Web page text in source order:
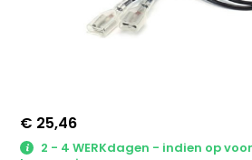
€ 25,46
2 - 4 WERKdagen - indien op